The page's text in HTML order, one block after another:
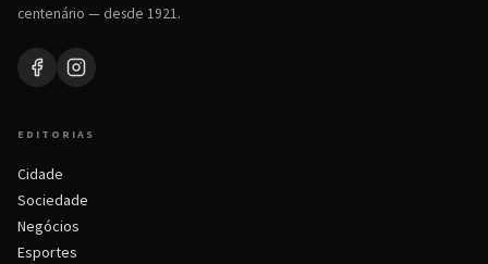
centenário — desde 1921.
EDITORIAS
Cidade
Sociedade
Negócios
Esportes